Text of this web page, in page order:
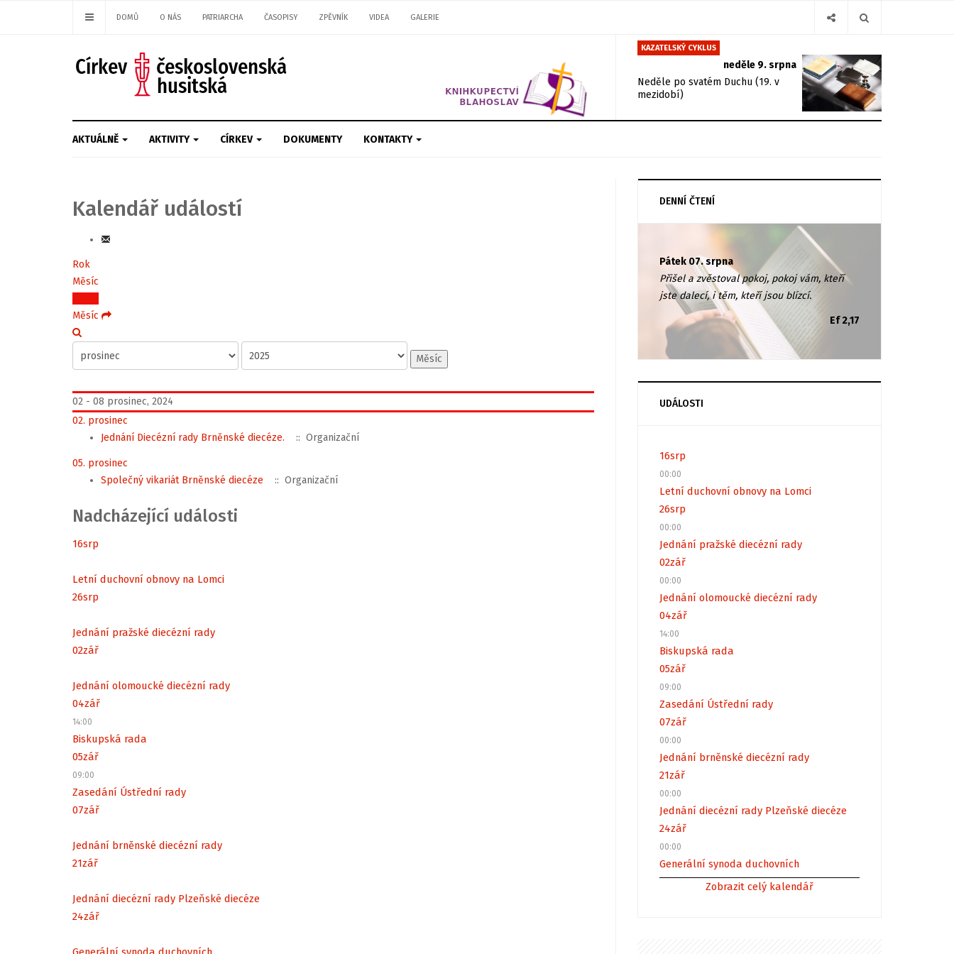
DOMŮ O NÁS PATRIARCHA ČASOPISY ZPĚVNÍK VIDEA GALERIE
KAZATELSKÝ CYKLUS
neděle 9. srpna
Neděle po svatém Duchu (19. v
mezidobí)
AKTUÁLNĚ AKTIVITY CÍRKEV DOKUMENTY KONTAKTY
Kalendář událostí
Rok
Měsíc
Týden
Měsíc
Měsíc
02 - 08 prosinec, 2024
02. prosinec
Jednání Diecézní rady Brněnské diecéze.
:: Organizační
05. prosinec
Společný vikariát Brněnské diecéze
:: Organizační
Nadcházející události
16srp
Letní duchovní obnovy na Lomci
26srp
Jednání pražské diecézní rady
02zář
Jednání olomoucké diecézní rady
04zář
14:00
Biskupská rada
05zář
09:00
Zasedání Ústřední rady
07zář
Jednání brněnské diecézní rady
21zář
Jednání diecézní rady Plzeňské diecéze
24zář
DENNÍ ČTENÍ
Pátek 07. srpna
Přišel a zvěstoval pokoj, pokoj vám, kteří
jste dalecí, i těm, kteří jsou blízcí.
Ef 2,17
UDÁLOSTI
16srp
00:00
Letní duchovní obnovy na Lomci
26srp
00:00
Jednání pražské diecézní rady
02zář
00:00
Jednání olomoucké diecézní rady
04zář
14:00
Biskupská rada
05zář
09:00
Zasedání Ústřední rady
07zář
00:00
Jednání brněnské diecézní rady
21zář
00:00
Jednání diecézní rady Plzeňské diecéze
24zář
00:00
Generální synoda duchovních
Zobrazit celý kalendář